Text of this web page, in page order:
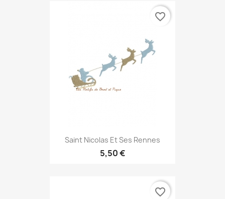
Saint Nicolas Et Ses Rennes
5,50 €
favorite_border
favorite_border